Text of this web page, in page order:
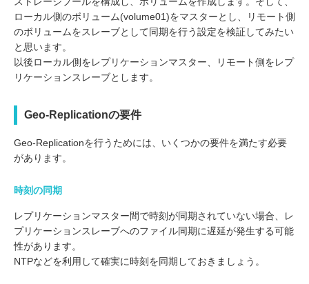
ローカル側のボリューム(volume01)をマスターとし、リモート側
のボリュームをスレーブとして同期を行う設定を検証してみたい
と思います。
以後ローカル側をレプリケーションマスター、リモート側をレプ
リケーションスレーブとします。
Geo-Replicationの要件
Geo-Replicationを行うためには、いくつかの要件を満たす必要
があります。
時刻の同期
レプリケーションマスター間で時刻が同期されていない場合、レ
プリケーションスレーブへのファイル同期に遅延が発生する可能
性があります。
NTPなどを利用して確実に時刻を同期しておきましょう。